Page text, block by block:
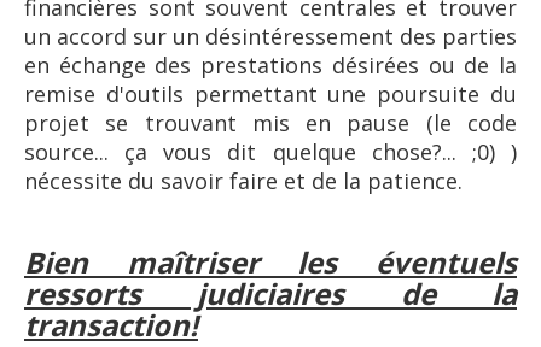
financières sont souvent centrales et trouver
un accord sur un désintéressement des parties
en échange des prestations désirées ou de la
remise d'outils permettant une poursuite du
projet se trouvant mis en pause (le code
source... ça vous dit quelque chose?... ;0) )
nécessite du savoir faire et de la patience.
Bien maîtriser les éventuels
ressorts judiciaires de la
transaction!